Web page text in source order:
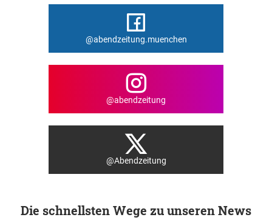
@abendzeitung.muenchen
@abendzeitung
@Abendzeitung
Die schnellsten Wege zu unseren News